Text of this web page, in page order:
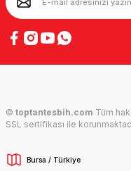
© toptantesbih.com Tüm
SSL sertifikası ile
Bursa / Türkiye